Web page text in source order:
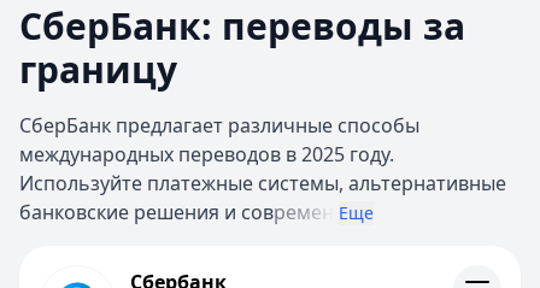
СберБанк: переводы за
границу
СберБанк предлагает различные способы
международных переводов в 2025 году.
Используйте платежные системы, альтернативные
банковские решения и современ Еще
Сбербанк